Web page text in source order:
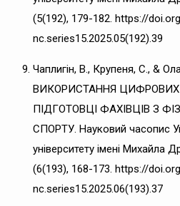
(5(192), 179-182. https://
nc.series15.2025.05(192).39
Чаплигін, В., Крупеня, С., &
ВИКОРИСТАННЯ ЦИФРОВИХ
ПІДГОТОВЦІ ФАХІВЦІВ З
СПОРТУ. Науковий часопис
університету імені Михайла
(6(193), 168-173. https://
nc.series15.2025.06(193).37